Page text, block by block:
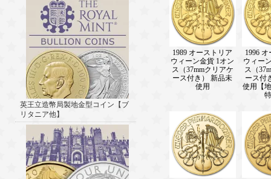
英王立造幣局製地金型コイン【ブ
リタニア他】
1989 オーストリア
ウィーン金貨 1オン
ス（37mmクリアケ
ース付き） 新品未
使用
1996
ウィー
ス（
ース付
使用【